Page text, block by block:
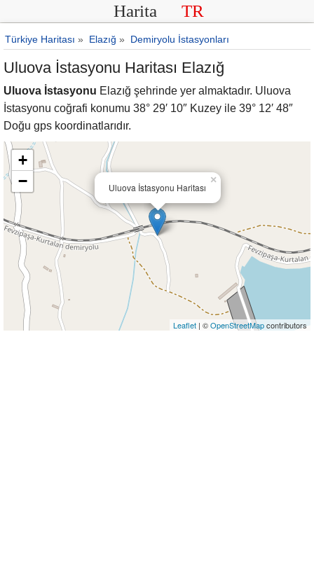
Harita TR
Türkiye Haritası » Elazığ » Demiryolu İstasyonları
Uluova İstasyonu Haritası Elazığ
Uluova İstasyonu Elazığ şehrinde yer almaktadır. Uluova
İstasyonu coğrafi konumu 38° 29′ 10″ Kuzey ile 39° 12′ 48″
Doğu gps koordinatlarıdır.
Uluova İstasyonu Haritası
×
+
−
Leaflet | ©OpenStreetMapcontributors